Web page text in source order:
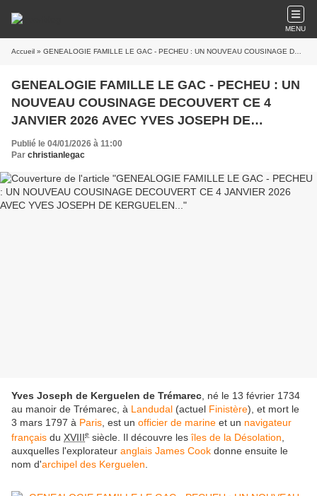
MENU
Accueil » GENEALOGIE FAMILLE LE GAC - PECHEU : UN NOUVEAU COUSINAGE DECOUVERT CE 4 JANVIER 2026 AVEC YVES JOSEPH DE KERGUELEN...
GENEALOGIE FAMILLE LE GAC - PECHEU : UN
NOUVEAU COUSINAGE DECOUVERT CE 4
JANVIER 2026 AVEC YVES JOSEPH DE
KERGUELEN...
Publié le 04/01/2026 à 11:00
Par christianlegac
Yves Joseph de Kerguelen de Trémarec , né le 13 février 1734
au manoir de Trémarec, à Landudal (actuel Finistère), et mort le
3 mars 1797 à Paris , est un officier de marine et un navigateur
français du XVIIIe siècle. Il découvre lesîles de la Désolation
auxquelles l'explorateur anglais James Cook donne ensuite le
nom d'archipel des Kerguelen